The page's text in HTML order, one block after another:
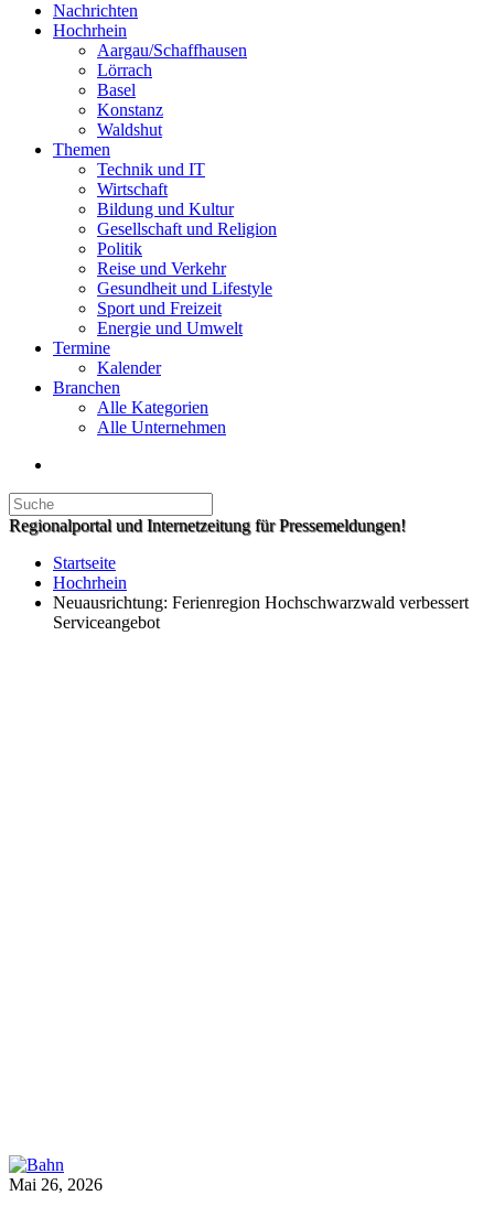
Nachrichten
Hochrhein
Aargau/Schaffhausen
Lörrach
Basel
Konstanz
Waldshut
Themen
Technik und IT
Wirtschaft
Bildung und Kultur
Gesellschaft und Religion
Politik
Reise und Verkehr
Gesundheit und Lifestyle
Sport und Freizeit
Energie und Umwelt
Termine
Kalender
Branchen
Alle Kategorien
Alle Unternehmen
Regionalportal und Internetzeitung für Pressemeldungen!
Startseite
Hochrhein
Neuausrichtung: Ferienregion Hochschwarzwald verbessert
Serviceangebot
Mai 26, 2026